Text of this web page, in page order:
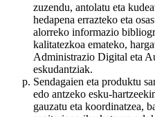
zuzendu, antolatu eta
hedapena errazteko eta
alorreko informazio
kalitatezkoa emateko,
Administrazio Digital eta
eskudantziak.
Sendagaien eta produktu
edo antzeko esku-
gauzatu eta koordinatzea,